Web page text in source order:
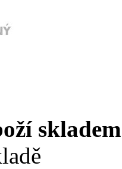
skladem